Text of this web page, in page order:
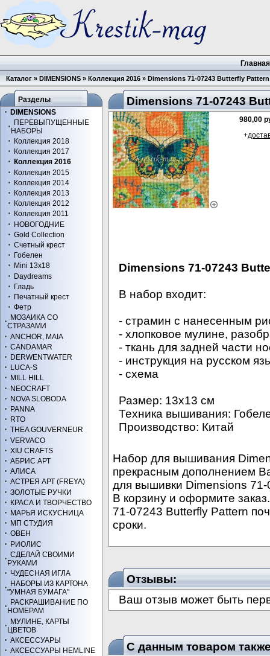
Главная
Каталог»DIMENSIONS»Коллекция 2016»Dimensions 71-07243 Butterfly Pattern
Dimensions 71-07243
980,00
+
Dimensions 71-07243
В набор входит:
- страмин с нанесенным
- хлопковое мулине,
- ткань для задней части
- инструкция на русском
- схема
Размер: 13х13 см
Техника вышивания:
Производство: Китай
Набор для вышивания
прекрасным дополнением
для вышивки Dimensions
В корзину и оформите
71-07243 Butterfly Pattern
сроки.
Отзывы:
Ваш отзыв может быть
С данным товаром
Разделы
DIMENSIONS
ПЕРЕВЫПУЩЕННЫЕ
НАБОРЫ
Коллекция 2018
Коллекция 2017
Коллекция 2016
Коллекция 2015
Коллекция 2014
Коллекция 2013
Коллекция 2012
Коллекция 2011
НОВОГОДНИЕ
Gold Collection
Счетный крест
Гобелен
Mini 13x18
Daydreams
Гладь
Печатный крест
Фетр
МОЗАИКА СО
СТРАЗАМИ
ANCHOR, MAIA
CANDAMAR
DERWENTWATER
LUCA-S
MILL HILL
NEOCRAFT
NOVA SLOBODA
PANNA
RTO
THEA GOUVERNEUR
VERVACO
XIU CRAFTS
АБРИС АРТ
АЛИСА
АСТРЕЯ АРТ (FREYA)
ЗОЛОТЫЕ РУЧКИ
КРАСА И ТВОРЧЕСТВО
МАРЬЯ ИСКУСНИЦА
МП СТУДИЯ
ОВЕН
РИОЛИС
СДЕЛАЙ СВОИМИ
РУКАМИ
ЧУДЕСНАЯ ИГЛА
НАБОРЫ ИЗ КАРТОНА
"УМНАЯ БУМАГА"
РАСКРАШИВАНИЕ ПО
НОМЕРАМ
МУЛИНЕ, КАРТЫ
ЦВЕТОВ
АКСЕССУАРЫ
АКСЕССУАРЫ HEMLINE